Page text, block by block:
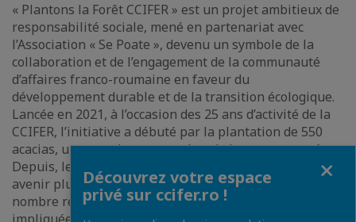
« Plantons la Forêt CCIFER » est un projet ambitieux de
responsabilité sociale, mené en partenariat avec
l’Association « Se Poate », devenu un symbole de la
collaboration et de l’engagement de la communauté
d’affaires franco-roumaine en faveur du
développement durable et de la transition écologique.
Lancée en 2021, à l’occasion des 25 ans d’activité de la
CCIFER, l’initiative a débuté par la plantation de 550
acacias, un pour chaque membre de la communauté.
Depuis, les efforts de la communauté CCIFER pour un
avenir plus vert se poursuivent chaque année, avec un
nombre record de volontaires et d’entreprises
Découvrez votre espace
privé sur ccifer.ro !